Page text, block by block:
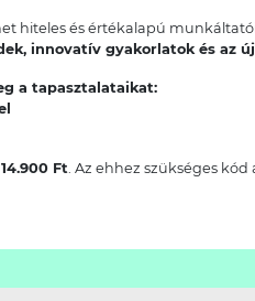
hiteles és értékalapú
innovatív gyakorlatok és az
a tapasztalataikat:
14.900 Ft. Az ehhez szükséges